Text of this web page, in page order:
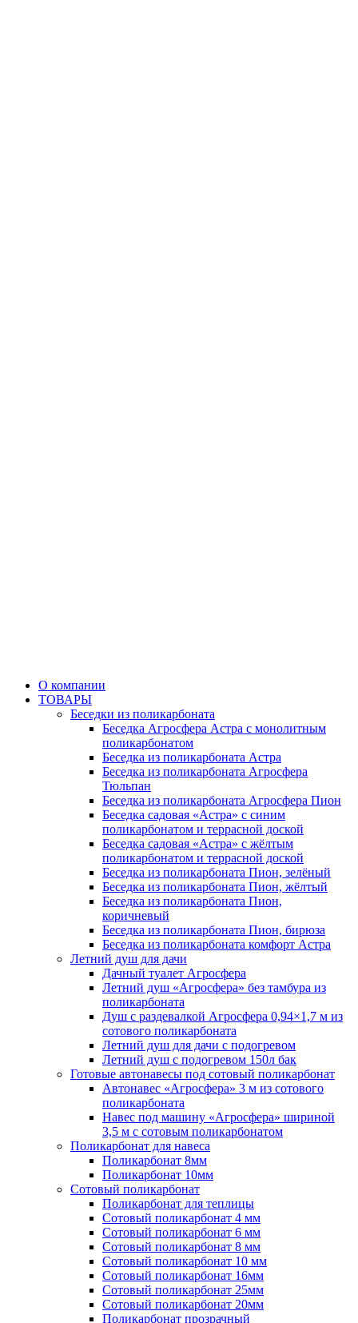
О компании
ТОВАРЫ
Беседки из поликарбоната
Беседка Агросфера Астра с монолитным
поликарбонатом
Беседка из поликарбоната Астра
Беседка из поликарбоната Агросфера
Тюльпан
Беседка из поликарбоната Агросфера Пион
Беседка садовая «Астра» с синим
поликарбонатом и террасной доской
Беседка садовая «Астра» с жёлтым
поликарбонатом и террасной доской
Беседка из поликарбоната Пион, зелёный
Беседка из поликарбоната Пион, жёлтый
Беседка из поликарбоната Пион,
коричневый
Беседка из поликарбоната Пион, бирюза
Беседка из поликарбоната комфорт Астра
Летний душ для дачи
Дачный туалет Агросфера
Летний душ «Агросфера» без тамбура из
поликарбоната
Душ с раздевалкой Агросфера 0,94×1,7 м из
сотового поликарбоната
Летний душ для дачи с подогревом
Летний душ с подогревом 150л бак
Готовые автонавесы под сотовый поликарбонат
Автонавес «Агросфера» 3 м из сотового
поликарбоната
Навес под машину «Агросфера» шириной
3,5 м с сотовым поликарбонатом
Поликарбонат для навеса
Поликарбонат 8мм
Поликарбонат 10мм
Сотовый поликарбонат
Поликарбонат для теплицы
Сотовый поликарбонат 4 мм
Сотовый поликарбонат 6 мм
Сотовый поликарбонат 8 мм
Сотовый поликарбонат 10 мм
Сотовый поликарбонат 16мм
Сотовый поликарбонат 25мм
Сотовый поликарбонат 20мм
Поликарбонат прозрачный